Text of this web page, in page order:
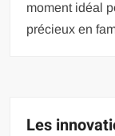
moment idéal
précieux en
Les